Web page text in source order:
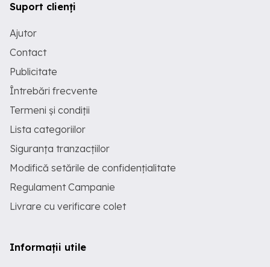
Suport clienți
Ajutor
Contact
Publicitate
Întrebări frecvente
Termeni și condiții
Lista categoriilor
Siguranța tranzacțiilor
Modifică setările de confidențialitate
Regulament Campanie
Livrare cu verificare colet
Informații utile